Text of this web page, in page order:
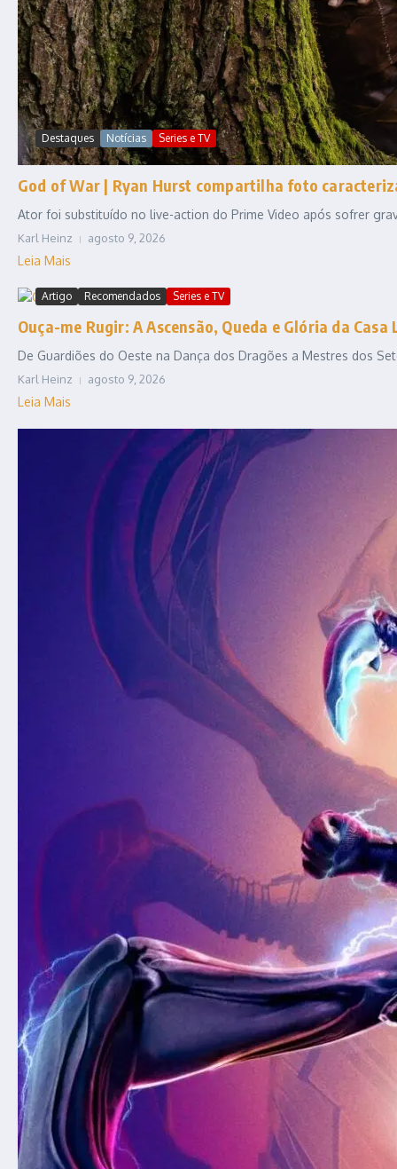
Destaques Notícias Series e TV
God of War | Ryan Hurst compartilha foto
Ator foi substituído no live-action do Prime Video após sofrer
Karl Heinz agosto 9, 2026
Leia Mais
Artigo Recomendados Series e TV
Ouça-me Rugir: A Ascensão, Queda e Glória da
De Guardiões do Oeste na Dança dos Dragões a Mestres dos
Karl Heinz agosto 9, 2026
Leia Mais